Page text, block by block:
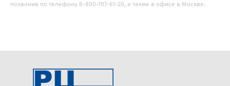
позвонив по телефону 8-800-707-61-20, а также в офисе в Москве.